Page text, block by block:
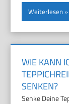
Weiterlesen
WIE KANN
SENKEN?
Senke Deine